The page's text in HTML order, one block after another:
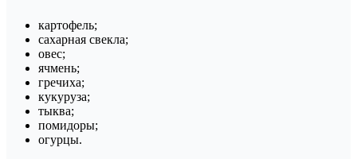
картофель;
сахарная свекла;
овес;
ячмень;
гречиха;
кукуруза;
тыква;
помидоры;
огурцы.